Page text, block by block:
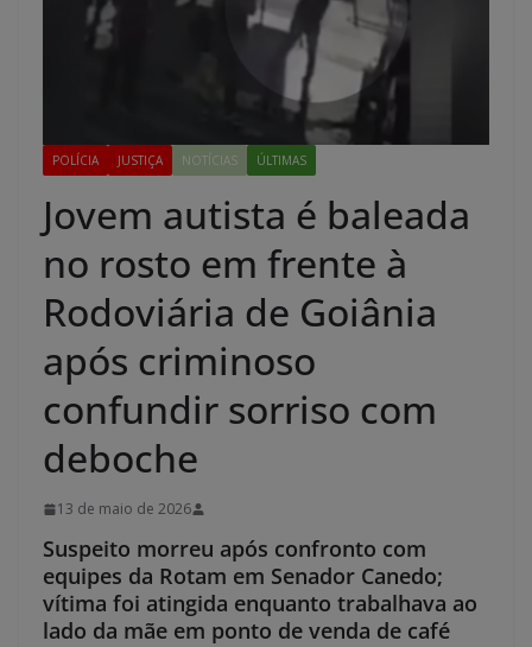
POLÍCIA JUSTIÇA NOTÍCIAS ÚLTIMAS
Jovem autista é baleada
no rosto em frente à
Rodoviária de Goiânia
após criminoso
confundir sorriso com
deboche
13 de maio de 2026
Suspeito morreu após confronto com
equipes da Rotam em Senador Canedo;
vítima foi atingida enquanto trabalhava ao
lado da mãe em ponto de venda de café